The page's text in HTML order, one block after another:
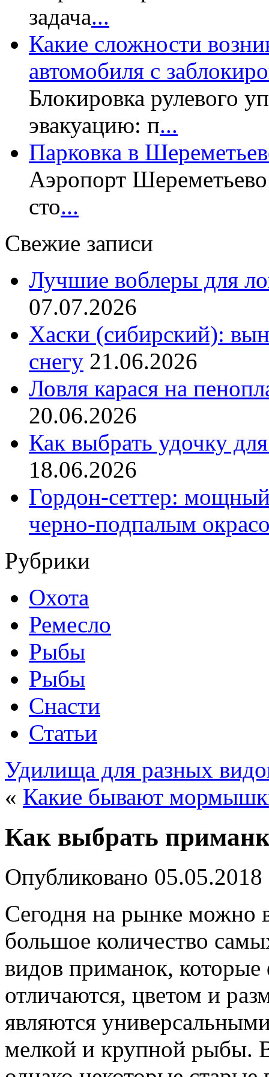
задача...
Какие сложности
автомобиля с
Блокировка рулевого
эвакуацию: п...
Парковка в
Аэропорт Шереметьево
сто...
Свежие записи
Лучшие воблеры для
07.07.2026
Хаски (сибирский):
снегу 21.06.2026
Ловля карася на
20.06.2026
Как выбрать удочку
18.06.2026
Гордон-сеттер:
черно-подпалым
Рубрики
Охота
Ремесло
Рыбы
Рыбы
Снасти
Статьи
Удилища для разных
« Какие бывают
Как выбрать
Опубликовано 05.05.2018
Сегодня на рынке можно
большое количество
видов приманок,
отличаются, цветом и
являются
мелкой и крупной рыбы.